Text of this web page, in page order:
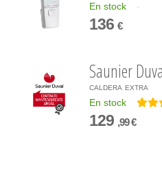
En stock
-
136€
Saunier
caldera extra
En stock
129 ,99 €